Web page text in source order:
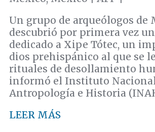
Un grupo de arqueólogos de
descubrió por primera vez
dedicado a Xipe Tótec, un
dios prehispánico al que se
rituales de desollamiento
informó el Instituto
Antropología e Historia
LEER MÁS